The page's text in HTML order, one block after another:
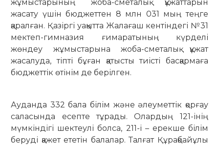
жұмыстарының жоба-сметалық құ­жат­тарын
жасату үшін бюджеттен 8 млн 031 мың теңге
қаралған. Қазіргі уақытта Жа­лағаш кентіндегі №31
мектеп-гимназия ғи­маратының күрделі
жөндеу жұмыстарына жоба-сметалық құжат
жасалуда, тіпті бұған қатысты тиісті басқармаға
бюджеттік өтінім де берілген.
Ауданда 332 бала білім және әлеуметтік қорғау
саласында есепте тұрады. Олардың 121-інің
мүмкіндігі шектеулі болса, 211-і – ерекше білім
беруді қажет ететін балалар. Талғат Құрақбайұлы